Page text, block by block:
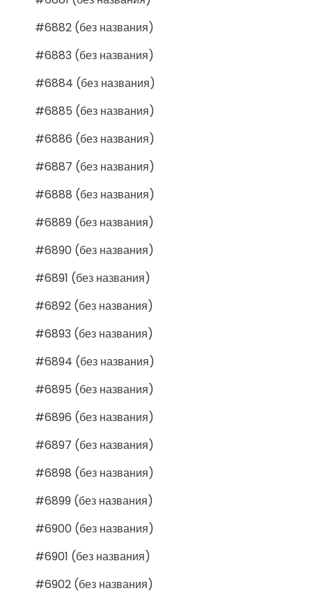
#6882 (без названия)
#6883 (без названия)
#6884 (без названия)
#6885 (без названия)
#6886 (без названия)
#6887 (без названия)
#6888 (без названия)
#6889 (без названия)
#6890 (без названия)
#6891 (без названия)
#6892 (без названия)
#6893 (без названия)
#6894 (без названия)
#6895 (без названия)
#6896 (без названия)
#6897 (без названия)
#6898 (без названия)
#6899 (без названия)
#6900 (без названия)
#6901 (без названия)
#6902 (без названия)